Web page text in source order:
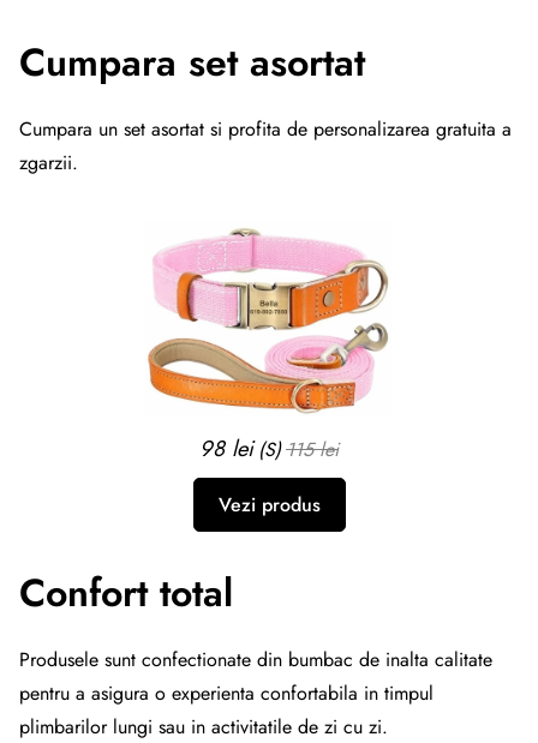
Cumpara set asortat
Cumpara un set asortat si profita de personalizarea gratuita a
zgarzii.
98 lei (S)115 lei
Vezi produs
Confort total
Produsele sunt confectionate din bumbac de inalta calitate
pentru a asigura o experienta confortabila in timpul
plimbarilor lungi sau in activitatile de zi cu zi.